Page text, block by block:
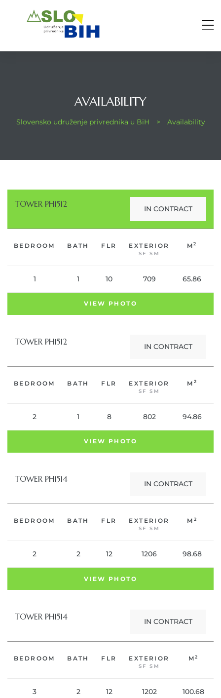
AVAILABILITY
Slovensko udruženje privrednika u BiH > Availability
TOWER PH1512 IN CONTRACT
BEDROOM BATH FLR EXTERIOR
SF SM
M2
1 1 10 709 65.86
VIEW PHOTO
TOWER PH1512 IN CONTRACT
BEDROOM BATH FLR EXTERIOR
SF SM
M 2
2 1 8 802 94.86
VIEW PHOTO
TOWER PH1514 IN CONTRACT
BEDROOM BATH FLR EXTERIOR
SF SM
M 2
2 2 12 1206 98.68
VIEW PHOTO
TOWER PH1514 IN CONTRACT
BEDROOM BATH FLR EXTERIOR
SF SM
M2
3 2 12 1202 100.68